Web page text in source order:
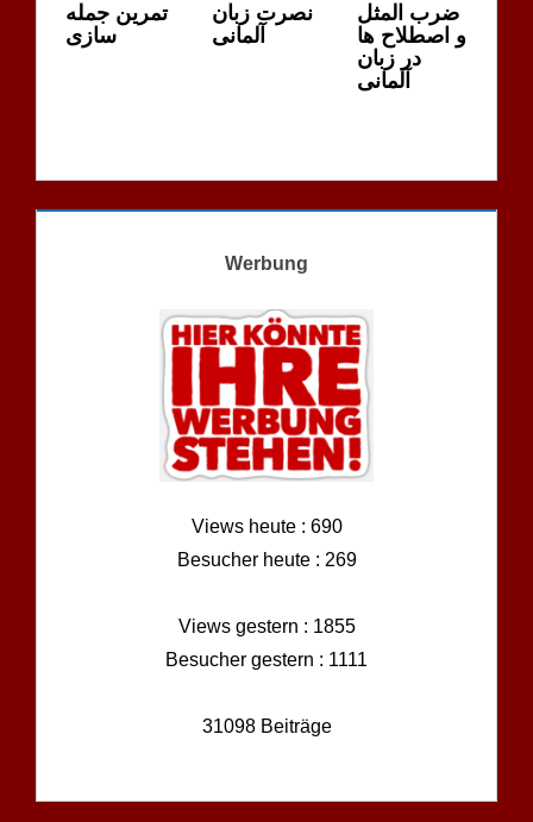
تمرین جمله
سازی
نصرت زبان
آلمانی
ضرب المثل
و اصطلاح ها
در زبان
آلمانی
Werbung
Views heute : 690
Besucher heute : 269
Views gestern : 1855
Besucher gestern : 1111
31098 Beiträge